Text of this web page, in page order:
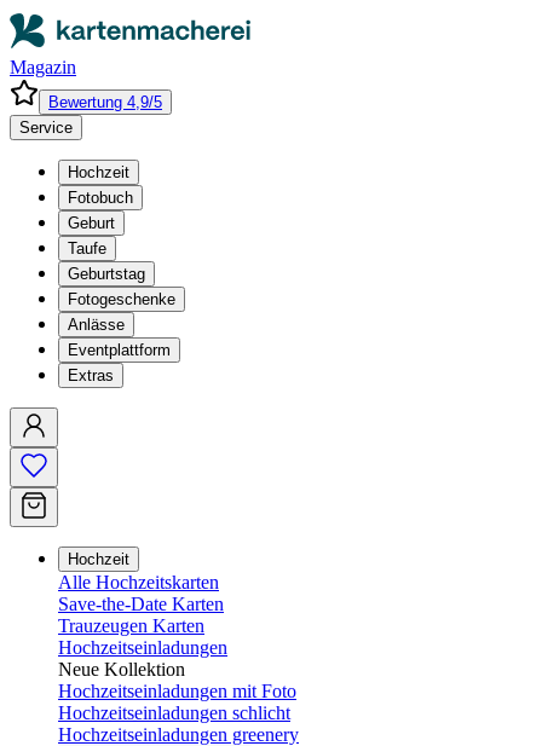
Magazin
Bewertung 4,9/5
Service
Hochzeit
Fotobuch
Geburt
Taufe
Geburtstag
Fotogeschenke
Anlässe
Eventplattform
Extras
Hochzeit
Alle Hochzeitskarten
Save-the-Date Karten
Trauzeugen Karten
Hochzeitseinladungen
Neue Kollektion
Hochzeitseinladungen mit Foto
Hochzeitseinladungen schlicht
Hochzeitseinladungen greenery